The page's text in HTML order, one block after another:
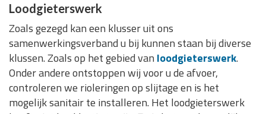
Loodgieterswerk
Zoals gezegd kan een klusser uit ons
samenwerkingsverband u bij kunnen staan bij diverse
klussen. Zoals op het gebied van loodgieterswerk.
Onder andere ontstoppen wij voor u de afvoer,
controleren we rioleringen op slijtage en is het
mogelijk sanitair te installeren. Het loodgieterswerk